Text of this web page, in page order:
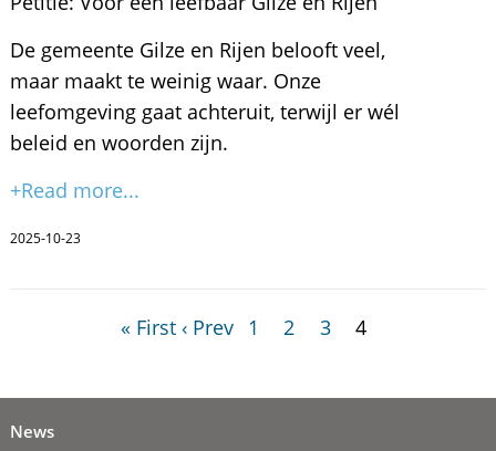
De gemeente Gilze en Rijen belooft veel,
maar maakt te weinig waar. Onze
leefomgeving gaat achteruit, terwijl er wél
beleid en woorden zijn.
+Read more...
2025-10-23
« First ‹ Prev 1 2 3 4
News